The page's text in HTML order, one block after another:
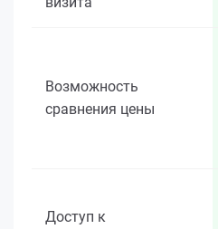
Возможность
сравнения цены
Доступ к